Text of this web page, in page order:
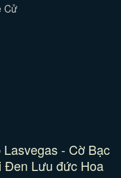
Cử
Lasvegas - Cờ Bạc
Đen Lưu đức Hoa